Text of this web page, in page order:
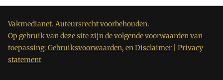
Vakmedianet. Auteursrecht voorbehouden.
Op gebruik van deze site zijn de volgende voorwaarden van
toepassing: Gebruiksvoorwaarden, enDisclaimer
Privacy
statement